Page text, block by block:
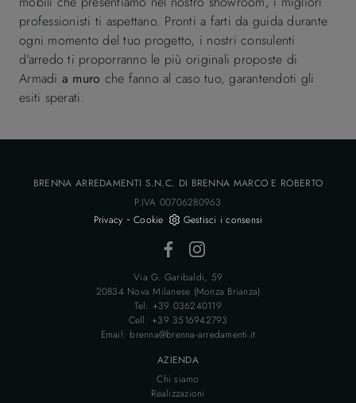
professionisti ti aspettano. Pronti a farti da guida durante
ogni momento del tuo progetto, i nostri consulenti
d'arredo ti proporranno le più originali proposte di
Armadi a muro che fanno al caso tuo, garantendoti gli
esiti sperati.
BRENNA ARREDAMENTI S.N.C. DI BRENNA MARCO E ROBERTO
P.IVA 00706280963
Privacy -Cookie Gestisci i consensi
Via G. Garibaldi, 59
20834 Nova Milanese (Monza Brianza)
Tel: +39 036240119
Cell: +39 3516942793
Email: brenna@brenna-arredamenti.it
AZIENDA
Chi siamo
Realizzazioni